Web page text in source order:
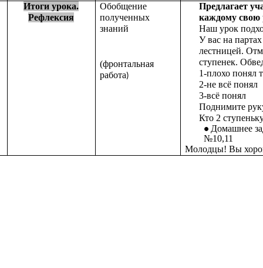
Итоги урока.
Рефлексия
Обобщение
полученных
знаний
(фронтальная
работа)
Предлагает
каждому свою
Наш урок
У вас на
лестницей.
ступенек.
1-плохо понял
2-не всё
3-всё понял
Поднимите
Кто 2
Домашнее
№10,11
Молодцы! Вы